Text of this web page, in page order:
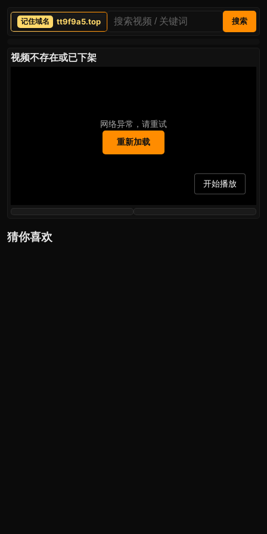
tt9f9a5.top 搜索
视频不存在或已下架
网络异常，请重试
重新加载
开始播放
猜你喜欢